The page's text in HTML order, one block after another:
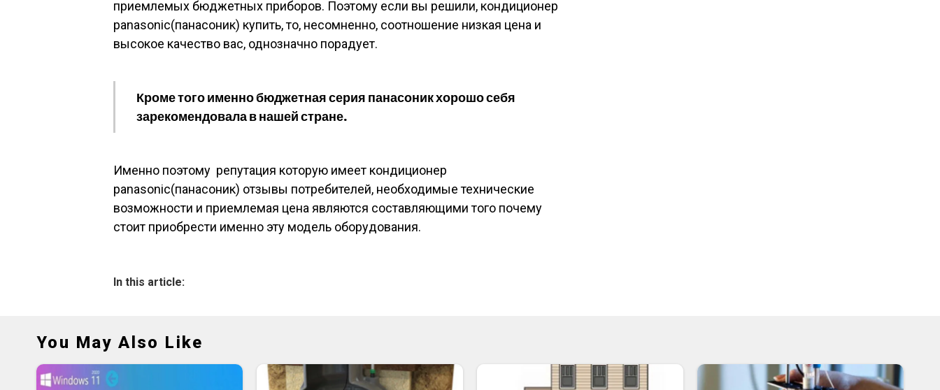
приемлемых бюджетных приборов. Поэтому если вы решили, кондиционер
panasonic(панасоник) купить, то, несомненно, соотношение низкая цена и
высокое качество вас, однозначно порадует.
Кроме того именно бюджетная серия панасоник хорошо себя
зарекомендовала в нашей стране.
Именно поэтому репутация которую имеет кондиционер
panasonic(панасоник) отзывы потребителей, необходимые технические
возможности и приемлемая цена являются составляющими того почему
стоит приобрести именно эту модель оборудования.
In this article:
You May Also Like